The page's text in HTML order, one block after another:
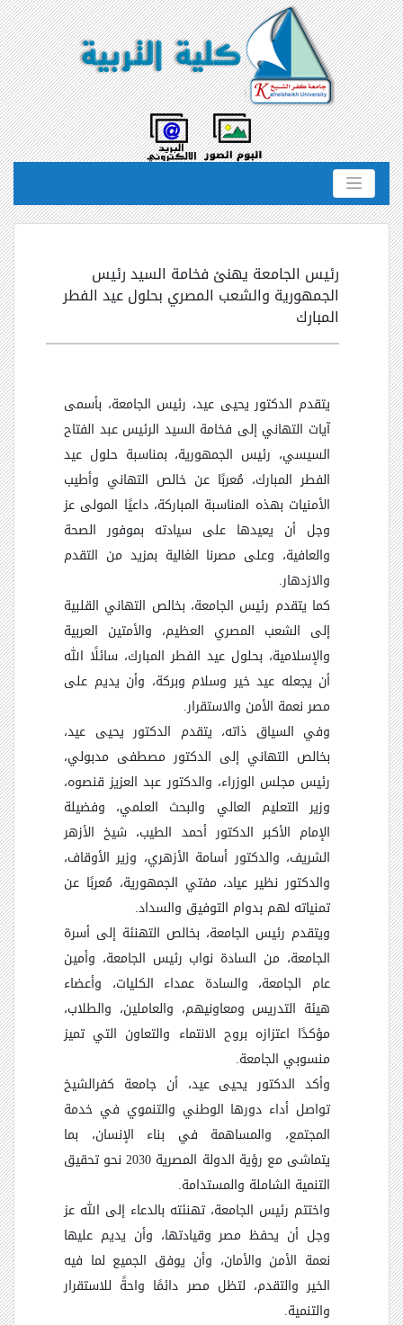
رئيس الجامعة يهنئ فخامة السيد رئيس
الجمهورية والشعب المصري بحلول عيد الفطر
المبارك
يتقدم الدكتور يحيى عيد، رئيس الجامعة، بأسمى
آيات التهاني إلى فخامة السيد الرئيس عبد الفتاح
السيسي، رئيس الجمهورية، بمناسبة حلول عيد
الفطر المبارك، مُعربًا عن خالص التهاني وأطيب
الأمنيات بهذه المناسبة المباركة، داعيًا المولى عز
وجل أن يعيدها على سيادته بموفور الصحة
والعافية، وعلى مصرنا الغالية بمزيد من التقدم
والازدهار.
كما يتقدم رئيس الجامعة، بخالص التهاني القلبية
إلى الشعب المصري العظيم، والأمتين العربية
والإسلامية، بحلول عيد الفطر المبارك، سائلًا الله
أن يجعله عيد خير وسلام وبركة، وأن يديم على
مصر نعمة الأمن والاستقرار.
وفي السياق ذاته، يتقدم الدكتور يحيى عيد،
بخالص التهاني إلى الدكتور مصطفى مدبولي،
رئيس مجلس الوزراء، والدكتور عبد العزيز قنصوه،
وزير التعليم العالي والبحث العلمي، وفضيلة
الإمام الأكبر الدكتور أحمد الطيب، شيخ الأزهر
الشريف، والدكتور أسامة الأزهري، وزير الأوقاف،
والدكتور نظير عياد، مفتي الجمهورية، مُعربًا عن
تمنياته لهم بدوام التوفيق والسداد.
ويتقدم رئيس الجامعة، بخالص التهنئة إلى أسرة
الجامعة، من السادة نواب رئيس الجامعة، وأمين
عام الجامعة، والسادة عمداء الكليات، وأعضاء
هيئة التدريس ومعاونيهم، والعاملين، والطلاب،
مؤكدًا اعتزازه بروح الانتماء والتعاون التي تميز
منسوبي الجامعة.
وأكد الدكتور يحيى عيد، أن جامعة كفرالشيخ
تواصل أداء دورها الوطني والتنموي في خدمة
المجتمع، والمساهمة في بناء الإنسان، بما
يتماشى مع رؤية الدولة المصرية 2030 نحو تحقيق
التنمية الشاملة والمستدامة.
واختتم رئيس الجامعة، تهنئته بالدعاء إلى الله عز
وجل أن يحفظ مصر وقيادتها، وأن يديم عليها
نعمة الأمن والأمان، وأن يوفق الجميع لما فيه
الخير والتقدم، لتظل مصر دائمًا واحةً للاستقرار
والتنمية.